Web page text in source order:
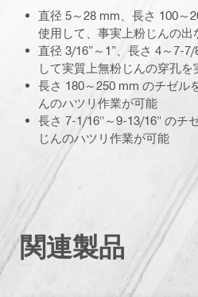
直径 5～28 mm、長さ 100～
使用して、事実上粉じんの出
直径 3/16”～1”、長さ 4～7-
して実質上無粉じんの穿孔を
長さ 180～250 mm のチゼル
んのハツリ作業が可能
長さ 7-1/16"～9-13/16" のチ
じんのハツリ作業が可能
関連製品